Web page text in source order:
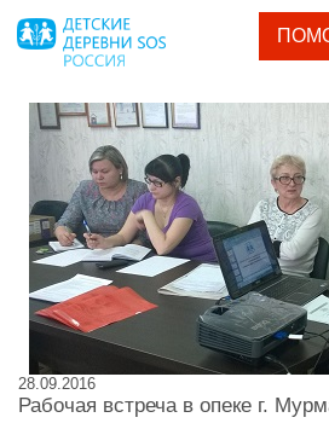
28.09.2016
Рабочая встреча в опеке г.